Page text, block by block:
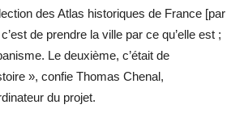
des Atlas historiques de France [par
de prendre la ville par ce qu’elle est ;
Le deuxième, c’était de
», confie Thomas Chenal,
du projet.